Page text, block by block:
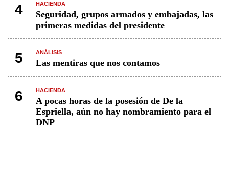
4 HACIENDA
Seguridad, grupos armados y embajadas, las
primeras medidas del presidente
5 ANÁLISIS
Las mentiras que nos contamos
6 HACIENDA
A pocas horas de la posesión de De la
Espriella, aún no hay nombramiento para el
DNP